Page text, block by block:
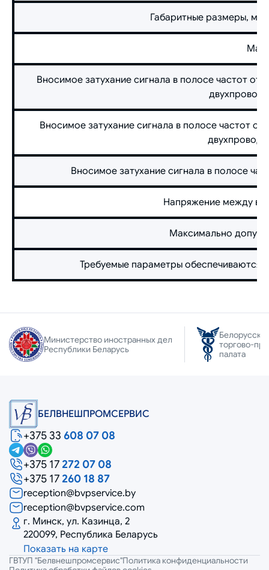
Габаритные размеры, мм
Вносимое затухание сигнала в полосе частот от
Вносимое затухание сигнала в полосе частот
Вносимое затухание сигнала в полосе
Напряжение между
Максимально
Требуемые параметры обеспечиваются
Министерство иностранных дел
Республики Беларусь
Белорусская
торгово-
палата
БЕЛВНЕШПРОМСЕРВИС
+375 33 608 07 08
+375 17 272 07 08
+375 17 260 18 87
reception@bvpservice.by
reception@bvpservice.com
г. Минск, ул. Казинца, 2
220099, Республика Беларусь
Показать на карте
ГВТУП "Белвнешпромсервис"Политика конфиденциальности